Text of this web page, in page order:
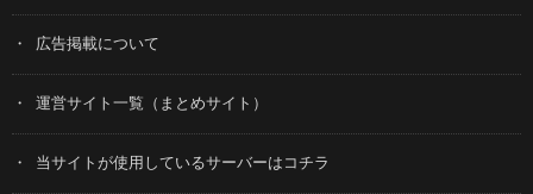
広告掲載について
運営サイト一覧（まとめサイト）
当サイトが使用しているサーバーはコチラ